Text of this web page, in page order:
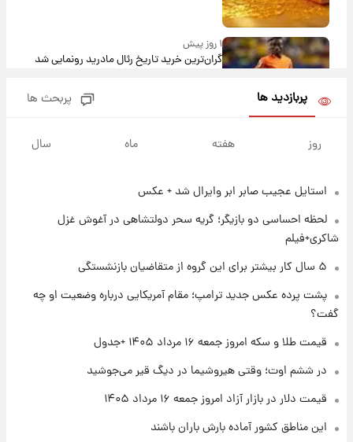
۱ روز پیش
گران‌ترین خرید تاریخ رئال مادرید رونمایی شد
روزها پربارش‌تر خواهند بود؟
۱ روز پیش
شد؛ تیکدری، محبی و سرگیف با اعداد ویژه
۱ روز پیش
شد+فیلم
۱ روز پیش
امروز پنجشنبه ۱۵ مرداد ۱۴۰۵ +جدول
قیمت طلا و سکه امروز پنجشنبه ۱۵ مرداد ۱۴۰۵
پربازدید ها پربحث ها
روز هفته ماه سال
استایل عجیب صابر ابر وایرال شد + عکس
لحظه احساسی دو بازیگر؛ گریه سحر دولتشاهی در آغوش غزل
شاکری+فیلم
۵ سال کار بیشتر برای این گروه از متقاضیان بازنشستگی
پشت پرده عکس جدید ترامپ؛ مقام آمریکایی درباره وضعیت او چه
گفت؟
قیمت طلا و سکه امروز جمعه ۱۶ مرداد ۱۴۰۵ +جدول
در ششم اوت؛ وقتی هیروشیما در دیگ قیر می‌جوشید
قیمت دلار در بازار آزاد امروز جمعه ۱۶ مرداد ۱۴۰۵
این مناطق کشور آماده بارش باران باشند